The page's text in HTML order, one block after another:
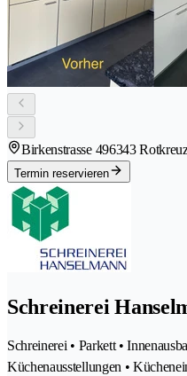
Birkenstrasse 496343
Termin reservieren
Schreinerei
Schreinerei • Parkett •
Küchenausstellungen •